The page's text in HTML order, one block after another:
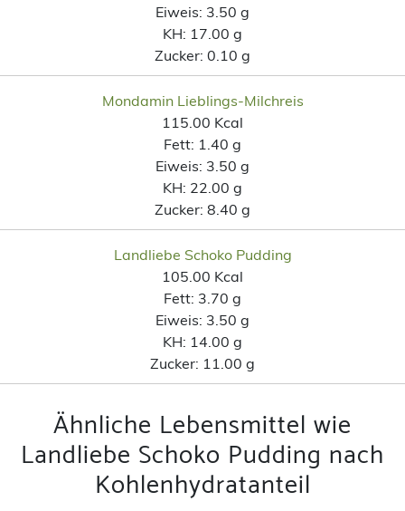
Eiweis: 3.50 g
KH: 17.00 g
Zucker: 0.10 g
Mondamin Lieblings-Milchreis
115.00 Kcal
Fett: 1.40 g
Eiweis: 3.50 g
KH: 22.00 g
Zucker: 8.40 g
Landliebe Schoko Pudding
105.00 Kcal
Fett: 3.70 g
Eiweis: 3.50 g
KH: 14.00 g
Zucker: 11.00 g
Ähnliche Lebensmittel wie
Landliebe Schoko Pudding nach
Kohlenhydratanteil